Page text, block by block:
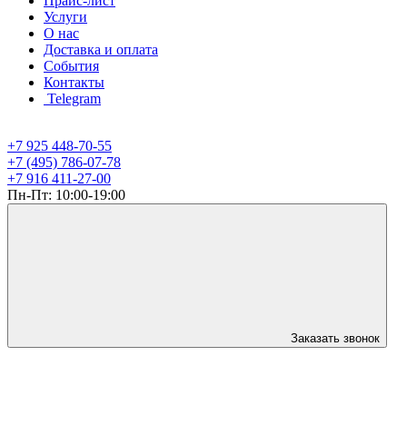
Услуги
О нас
Доставка и оплата
События
Контакты
Telegram
+7 925 448-70-55
+7 (495) 786-07-78
+7 916 411-27-00
Пн-Пт: 10:00-19:00
Заказать звонок